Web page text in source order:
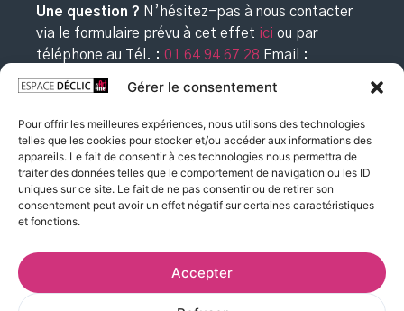
Gérer le consentement
Pour offrir les meilleures expériences, nous utilisons des technologies
telles que les cookies pour stocker et/ou accéder aux informations des
appareils. Le fait de consentir à ces technologies nous permettra de
traiter des données telles que le comportement de navigation ou les ID
uniques sur ce site. Le fait de ne pas consentir ou de retirer son
consentement peut avoir un effet négatif sur certaines caractéristiques
et fonctions.
Accepter
Une question ? N’hésitez-pas à nous contacter
via le formulaire prévu à cet effet ici ou par
téléphone au
Tél. : 01 64 94 67 28 Email :
commande@espacedeclic.com